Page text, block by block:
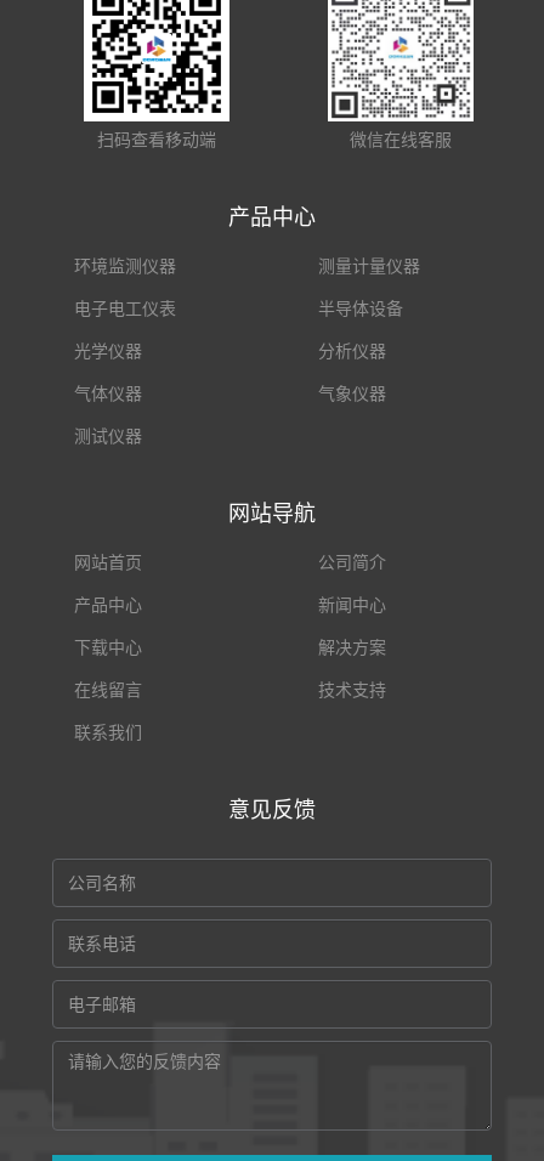
扫码查看移动端 微信在线客服
产品中心
环境监测仪器 测量计量仪器
电子电工仪表 半导体设备
光学仪器 分析仪器
气体仪器 气象仪器
测试仪器
网站导航
网站首页 公司简介
产品中心 新闻中心
下载中心 解决方案
在线留言 技术支持
联系我们
意见反馈